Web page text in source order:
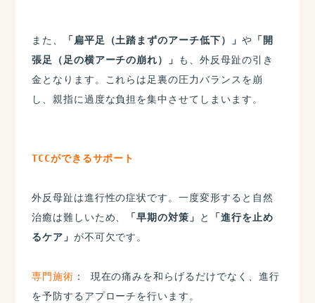
​また、 「扁平足（土踏まずのアーチ低下）」 や 「開
張足（足の横アーチの崩れ）」
も、外反母趾の引き
金となります。これらは足裏の圧力バランスを崩
し、親指に過度な負担を集中させてしまいます。
TCCができるサポート
​​外反母趾は進行性の症状です。一度変形すると自然
治癒は難しいため、
「早期の対策」 と
「進行を止め
るケア」 が不可欠です。
専門施術 ： 現在の痛みを和らげるだけでなく、進行
を予防するアプローチを行います。